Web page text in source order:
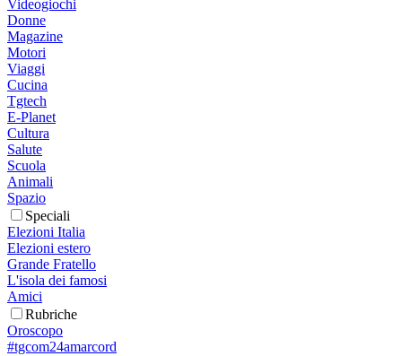
Videogiochi
Donne
Magazine
Motori
Viaggi
Cucina
Tgtech
E-Planet
Cultura
Salute
Scuola
Animali
Spazio
Speciali
Elezioni Italia
Elezioni estero
Grande Fratello
L'isola dei famosi
Amici
Rubriche
Oroscopo
#tgcom24amarcord